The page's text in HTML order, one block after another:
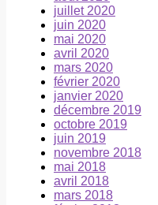
juillet 2020
juin 2020
mai 2020
avril 2020
mars 2020
février 2020
janvier 2020
décembre 2019
octobre 2019
juin 2019
novembre 2018
mai 2018
avril 2018
mars 2018